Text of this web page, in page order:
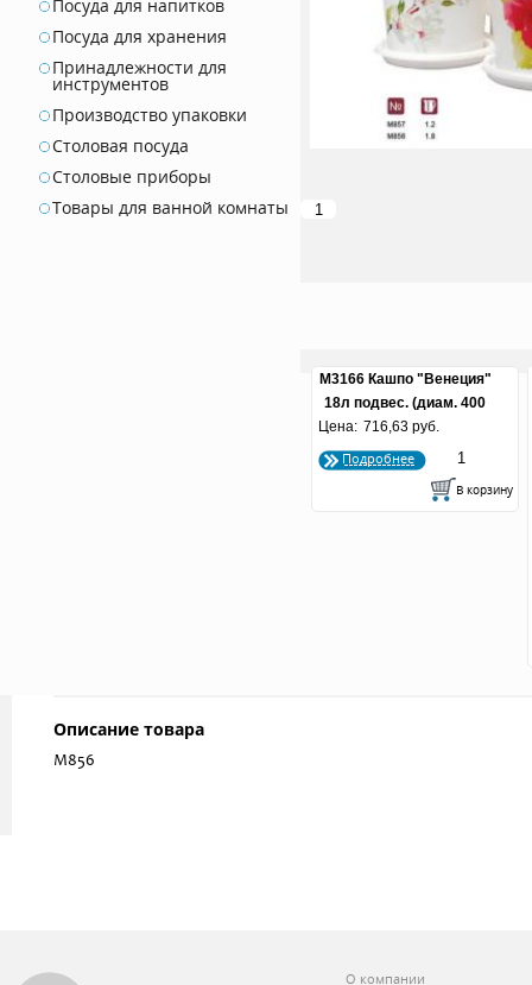
Посуда для напитков
Посуда для хранения
Принадлежности для
инструментов
Производство упаковки
Столовая посуда
Столовые приборы
Товары для ванной комнаты
М3166 Кашпо "Венеция"
18л подвес. (диам. 400
мм) (зел)
Цена: 716,63 руб.
Подробнее
Описание товара
М856
О компании